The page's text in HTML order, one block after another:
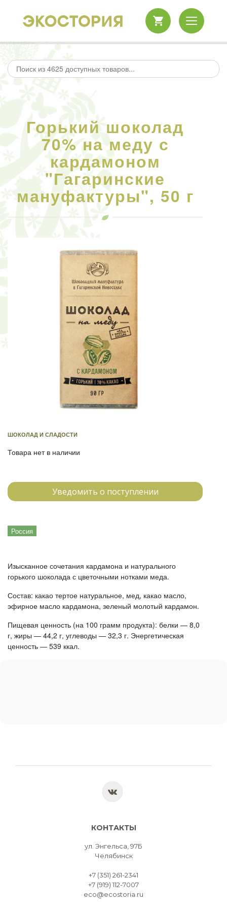
Горький шоколад
70% на меду с
кардамоном
"Гагаринские
мануфактуры", 50 г
ШОКОЛАД И СЛАДОСТИ
Товара нет в наличии
Уведомить о поступлении
Россия
Изысканное сочетания кардамона и натурального
горького шоколада с цветочными нотками меда.
Состав: какао тертое натуральное, мед, какао масло,
эфирное масло кардамона, зеленый молотый кардамон.
Пищевая ценность (на 100 грамм продукта): белки — 8,0
г, жиры — 44,2 г, углеводы — 32,3 г. Энергетическая
ценность — 539 ккал.
КОНТАКТЫ
ул. Энгельса, 97Б
Челябинск
+7 (351) 261-2341
+7 (919) 112-7007
eco@ecostoria.ru